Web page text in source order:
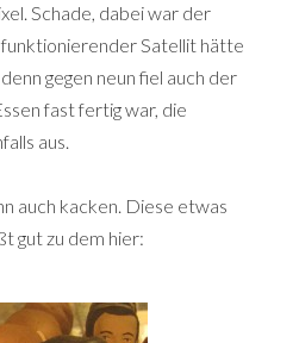
Schade, dabei war der
funktionierender Satellit hätte
gegen neun fiel auch der
fast fertig war, die
aus.
auch kacken. Diese etwas
gut zu dem hier: